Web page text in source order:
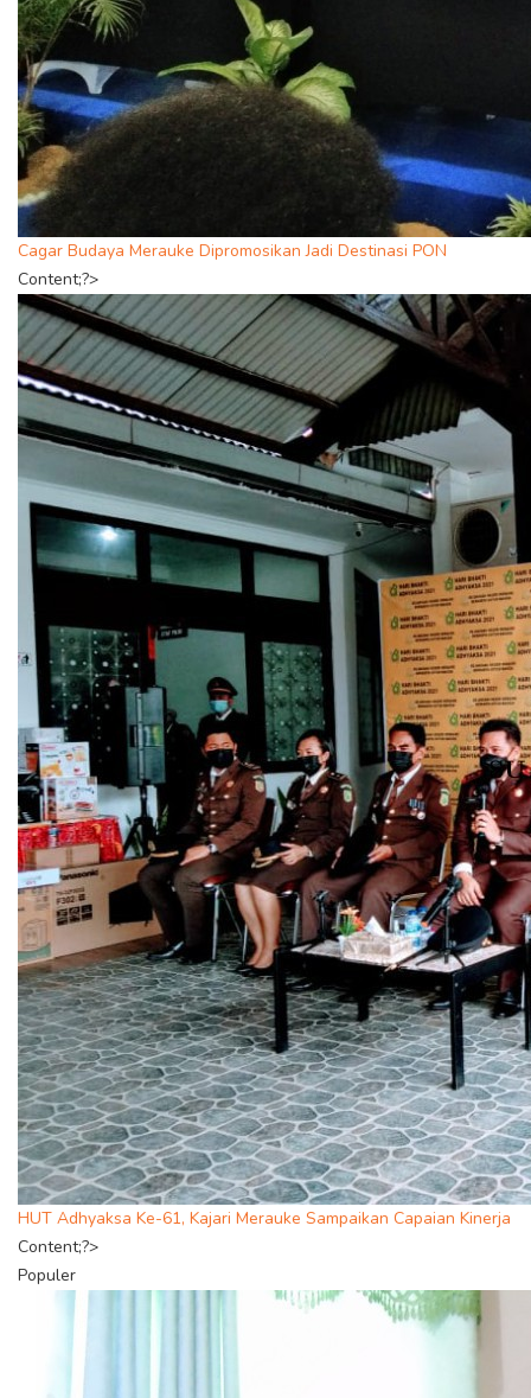
Cagar Budaya Merauke Dipromosikan Jadi Destinasi PON
Content;?>
HUT Adhyaksa Ke-61, Kajari Merauke Sampaikan Capaian Kinerja
Content;?>
Populer